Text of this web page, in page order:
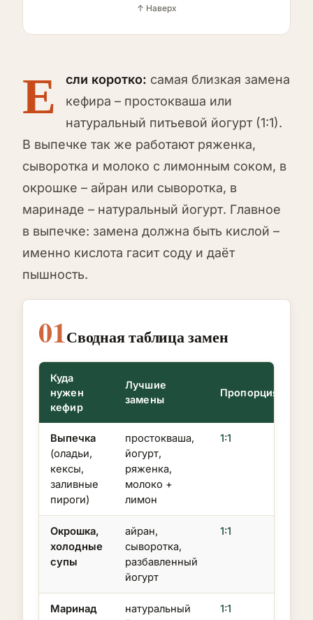
↑ Наверх
Е сли коротко: самая близкая замена
кефира – простокваша или
натуральный питьевой йогурт (1:1).
В выпечке так же работают ряженка,
сыворотка и молоко с лимонным соком, в
окрошке – айран или сыворотка, в
маринаде – натуральный йогурт. Главное
в выпечке: замена должна быть кислой –
именно кислота гасит соду и даёт
пышность.
01Сводная таблица замен
Куда
нужен
кефир
Лучшие
замены
Пропорция
Выпечка
(оладьи,
кексы,
заливные
пироги)
простокваша,
йогурт,
ряженка,
молоко +
лимон
1:1
Окрошка,
холодные
супы
айран,
сыворотка,
разбавленный
йогурт
1:1
Маринад
натуральный
1:1